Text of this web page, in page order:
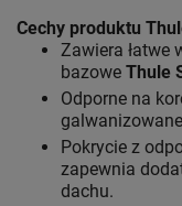
Cechy produktu
Zawiera łatwe
bazowe Thule
Odporne na
Pokrycie z
zapewnia
dachu.